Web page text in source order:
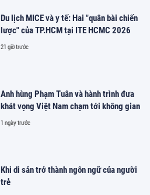
Du lịch MICE và y tế: Hai "quân bài chiến
lược" của TP.HCM tại ITE HCMC 2026
21 giờ trước
Anh hùng Phạm Tuân và hành trình đưa
khát vọng Việt Nam chạm tới không gian
1 ngày trước
Khi di sản trở thành ngôn ngữ của người
trẻ